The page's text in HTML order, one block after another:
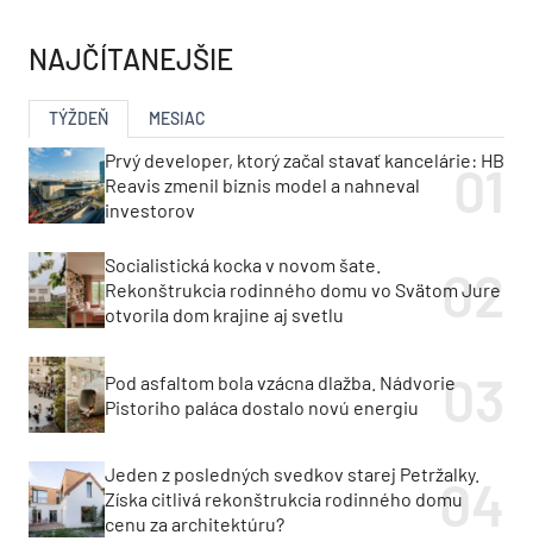
NAJČÍTANEJŠIE
TÝŽDEŇ MESIAC
Prvý developer, ktorý začal stavať kancelárie: HB
Reavis zmenil biznis model a nahneval
investorov
Socialistická kocka v novom šate.
Rekonštrukcia rodinného domu vo Svätom Jure
otvorila dom krajine aj svetlu
Pod asfaltom bola vzácna dlažba. Nádvorie
Pistoriho paláca dostalo novú energiu
Jeden z posledných svedkov starej Petržalky.
Získa citlivá rekonštrukcia rodinného domu
cenu za architektúru?